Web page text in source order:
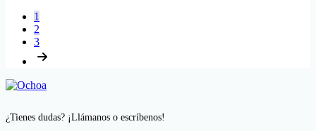
1
2
3
¿Tienes dudas? ¡Llámanos o escríbenos!